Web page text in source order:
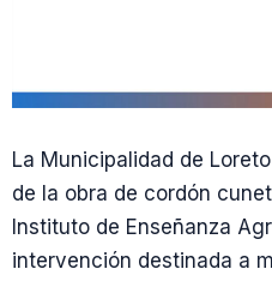
La Municipalidad de
de la obra de cordón
Instituto de Enseñanza
intervención destinada a